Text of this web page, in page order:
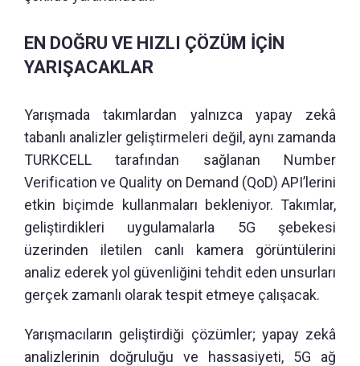
EN DOĞRU VE HIZLI ÇÖZÜM İÇİN
YARIŞACAKLAR
Yarışmada takımlardan yalnızca yapay zekâ
tabanlı analizler geliştirmeleri değil, aynı zamanda
TURKCELL tarafından sağlanan Number
Verification ve Quality on Demand (QoD) API’lerini
etkin biçimde kullanmaları bekleniyor. Takımlar,
geliştirdikleri uygulamalarla 5G şebekesi
üzerinden iletilen canlı kamera görüntülerini
analiz ederek yol güvenliğini tehdit eden unsurları
gerçek zamanlı olarak tespit etmeye çalışacak.
Yarışmacıların geliştirdiği çözümler; yapay zekâ
analizlerinin doğruluğu ve hassasiyeti, 5G ağ